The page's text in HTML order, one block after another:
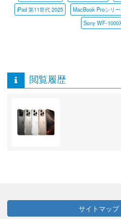
iPad 第11世代 2025
MacBook Proシリ
Sony WF-
閲覧履歴
サイトマップ